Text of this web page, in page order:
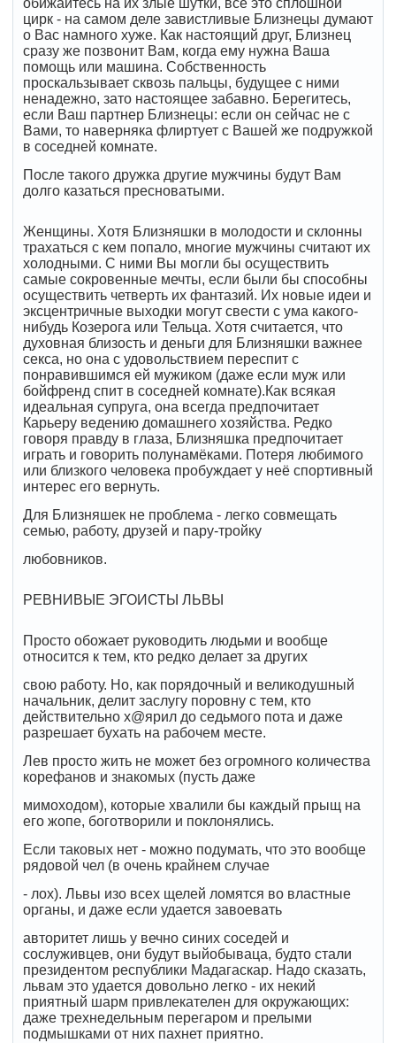
обижайтесь на их злые шутки, всё это сплошной
цирк - на самом деле завистливые Близнецы думают
о Вас намного хуже. Как настоящий друг, Близнец
сразу же позвонит Вам, когда ему нужна Ваша
помощь или машина. Собственность
проскальзывает сквозь пальцы, будущее с ними
ненадежно, зато настоящее забавно. Берегитесь,
если Ваш партнер Близнецы: если он сейчас не с
Вами, то наверняка флиртует с Вашей же подружкой
в соседней комнате.
После такого дружка другие мужчины будут Вам
долго казаться пресноватыми.
Женщины. Хотя Близняшки в молодости и склонны
трахаться с кем попало, многие мужчины считают их
холодными. С ними Вы могли бы осуществить
самые сокровенные мечты, если были бы способны
осуществить четверть их фантазий. Их новые идеи и
эксцентричные выходки могут свести с ума какого-
нибудь Козерога или Тельца. Хотя считается, что
духовная близость и деньги для Близняшки важнее
секса, но она с удовольствием переспит с
понравившимся ей мужиком (даже если муж или
бойфренд спит в соседней комнате).Как всякая
идеальная супруга, она всегда предпочитает
Карьеру ведению домашнего хозяйства. Редко
говоря правду в глаза, Близняшка предпочитает
играть и говорить полунамёками. Потеря любимого
или близкого человека пробуждает у неё спортивный
интерес его вернуть.
Для Близняшек не проблема - легко совмещать
семью, работу, друзей и пару-тройку
любовников.
РЕВНИВЫЕ ЭГОИСТЫ ЛЬВЫ
Просто обожает руководить людьми и вообще
относится к тем, кто редко делает за других
свою работу. Но, как порядочный и великодушный
начальник, делит заслугу поровну с тем, кто
действительно х@ярил до седьмого пота и даже
разрешает бухать на рабочем месте.
Лев просто жить не может без огромного количества
корефанов и знакомых (пусть даже
мимоходом), которые хвалили бы каждый прыщ на
его жопе, боготворили и поклонялись.
Если таковых нет - можно подумать, что это вообще
рядовой чел (в очень крайнем случае
- лох). Львы изо всех щелей ломятся во властные
органы, и даже если удается завоевать
авторитет лишь у вечно синих соседей и
сослуживцев, они будут выйобываца, будто стали
президентом республики Мадагаскар. Надо сказать,
львам это удается довольно легко - их некий
приятный шарм привлекателен для окружающих:
даже трехнедельным перегаром и прелыми
подмышками от них пахнет приятно.